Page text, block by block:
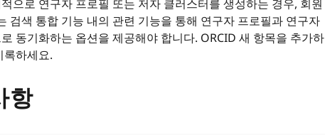
으로 연구자 프로필 또는 저자 클러스터를 생성하는 경우, 회원
검색 통합 기능 내의 관련 기능을 통해 연구자 프로필과 연구자
동기화하는 옵션을 제공해야 합니다. ORCID 새 항목을 추가하
록하세요.
항